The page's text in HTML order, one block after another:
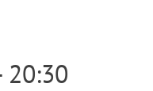
20:30